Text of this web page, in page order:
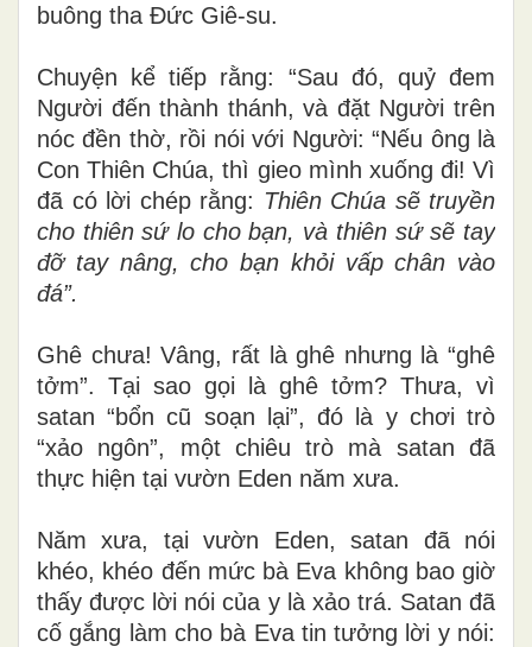
buông tha Đức Giê-su.
Chuyện kể tiếp rằng: “Sau đó, quỷ đem
Người đến thành thánh, và đặt Người trên
nóc đền thờ, rồi nói với Người: “Nếu ông là
Con Thiên Chúa, thì gieo mình xuống đi! Vì
đã có lời chép rằng: Thiên Chúa sẽ truyền
cho thiên sứ lo cho bạn, và thiên sứ sẽ tay
đỡ tay nâng, cho bạn khỏi vấp chân vào
đá”.
Ghê chưa! Vâng, rất là ghê nhưng là “ghê
tởm”. Tại sao gọi là ghê tởm? Thưa, vì
satan “bổn cũ soạn lại”, đó là y chơi trò
“xảo ngôn”, một chiêu trò mà satan đã
thực hiện tại vườn Eden năm xưa.
Năm xưa, tại vườn Eden, satan đã nói
khéo, khéo đến mức bà Eva không bao giờ
thấy được lời nói của y là xảo trá. Satan đã
cố gắng làm cho bà Eva tin tưởng lời y nói: